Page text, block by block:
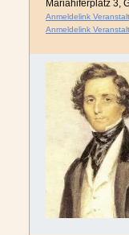
Mariahiferplatz 3,
Anmeldelink
Anmeldelink